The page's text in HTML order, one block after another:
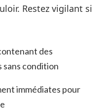
Restez vigilant si
des
condition
immédiates pour